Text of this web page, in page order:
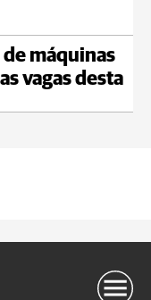
máquinas
vagas desta